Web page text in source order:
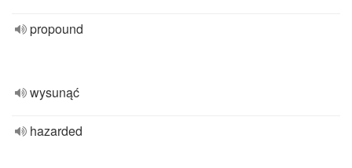
propound
wysunąć
hazarded